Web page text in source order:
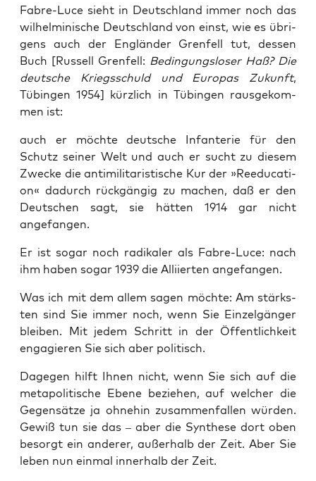
Fab­re-Luce sieht in Deutsch­land immer noch das
wil­hel­mi­ni­sche Deutsch­land von einst, wie es übri­
gens auch der Eng­län­der Gren­fell tut, des­sen
Buch [Rus­sell Gren­fell: Bedin­gungs­lo­ser Haß? Die
deut­sche Kriegs­schuld und Euro­pas Zukunft,
Tübin­gen 1954] kürz­lich in Tübin­gen raus­ge­kom­
men ist:
auch er möch­te deut­sche Infan­te­rie für den
Schutz sei­ner Welt und auch er sucht zu die­sem
Zwe­cke die anti­mi­li­ta­ris­ti­sche Kur der »Ree­du­ca­ti­
on« dadurch rück­gän­gig zu machen, daß er den
Deut­schen sagt, sie hät­ten 1914 gar nicht
angefangen.
Er ist sogar noch radi­ka­ler als Fab­re-Luce: nach
ihm haben sogar 1939 die Alli­ier­ten angefangen.
Was ich mit dem allem sagen möch­te: Am stärks­
ten sind Sie immer noch, wenn Sie Ein­zel­gän­ger
blei­ben. Mit jedem Schritt in der Öffent­lich­keit
enga­gie­ren Sie sich aber politisch.
Dage­gen hilft Ihnen nicht, wenn Sie sich auf die
meta­po­li­ti­sche Ebe­ne bezie­hen, auf wel­cher die
Gegen­sät­ze ja ohne­hin zusam­men­fal­len wür­den.
Gewiß tun sie das – aber die Syn­the­se dort oben
besorgt ein ande­rer, außer­halb der Zeit. Aber Sie
leben nun ein­mal inner­halb der Zeit.